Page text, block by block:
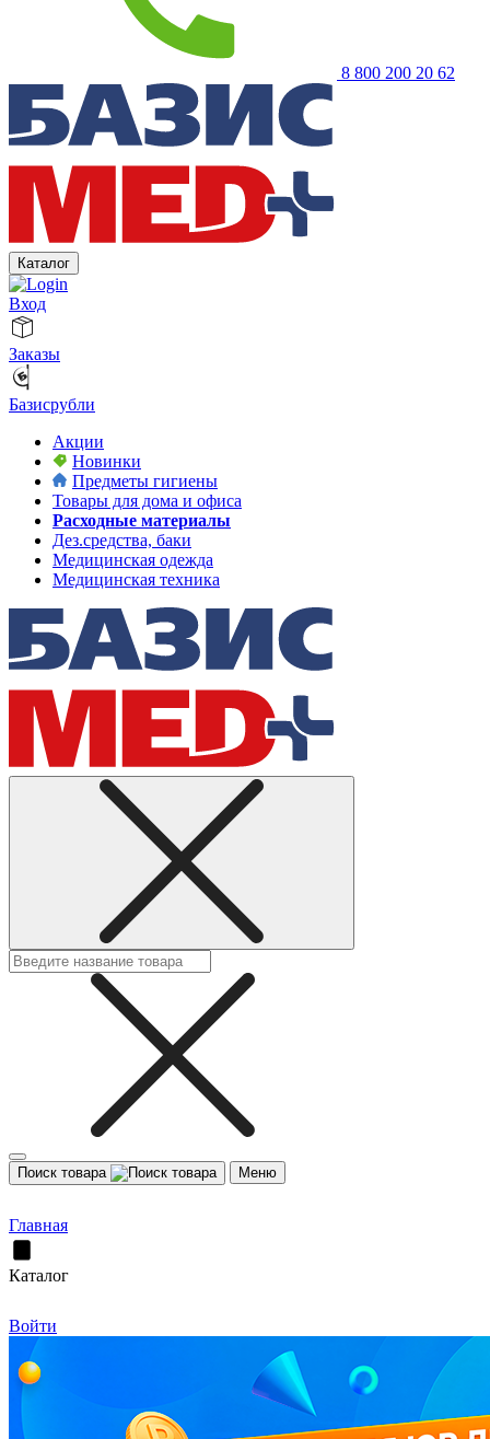
8 800 200 20 62
Каталог
Вход
Заказы
Базисрубли
Акции
Новинки
Предметы гигиены
Товары для дома и офиса
Расходные материалы
Дез.средства, баки
Медицинская одежда
Медицинская техника
Поиск товара Меню
Главная
Каталог
Войти